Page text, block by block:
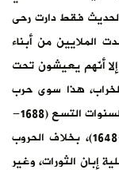
الحديث فقط دارت رحى
الملايين من أبناء
إلا أنّهم يعيشون تحت
هذا سوى حرب
السنوات السبع (1756-1763)، ومن قبلها حرب السنوات التسع (1688-
1697)، ومن قبلهما حرب الثلاثين عاما (1618-1648)، بخلاف الحروب
إبان الثورات، وغير